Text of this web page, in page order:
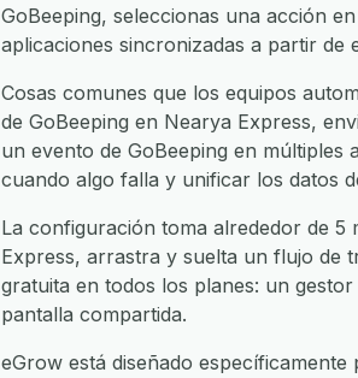
GoBeeping, seleccionas una acción
aplicaciones sincronizadas a partir de
Cosas comunes que los equipos
de GoBeeping en Nearya Express,
un evento de GoBeeping en
cuando algo falla y unificar los datos
La configuración toma alrededor de 5
Express, arrastra y suelta un flujo de
gratuita en todos los planes: un
pantalla compartida.
eGrow está diseñado